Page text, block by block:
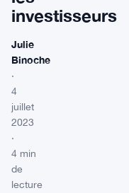
investisseurs
Julie
Binoche
·
4
juillet
2023
·
4 min
de
lecture